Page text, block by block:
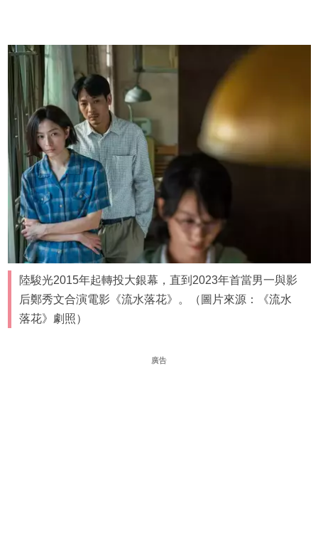
陸駿光2015年起轉投大銀幕，直到2023年首當男一與影
后鄭秀文合演電影《流水落花》。（圖片來源：《流水
落花》劇照）
廣告